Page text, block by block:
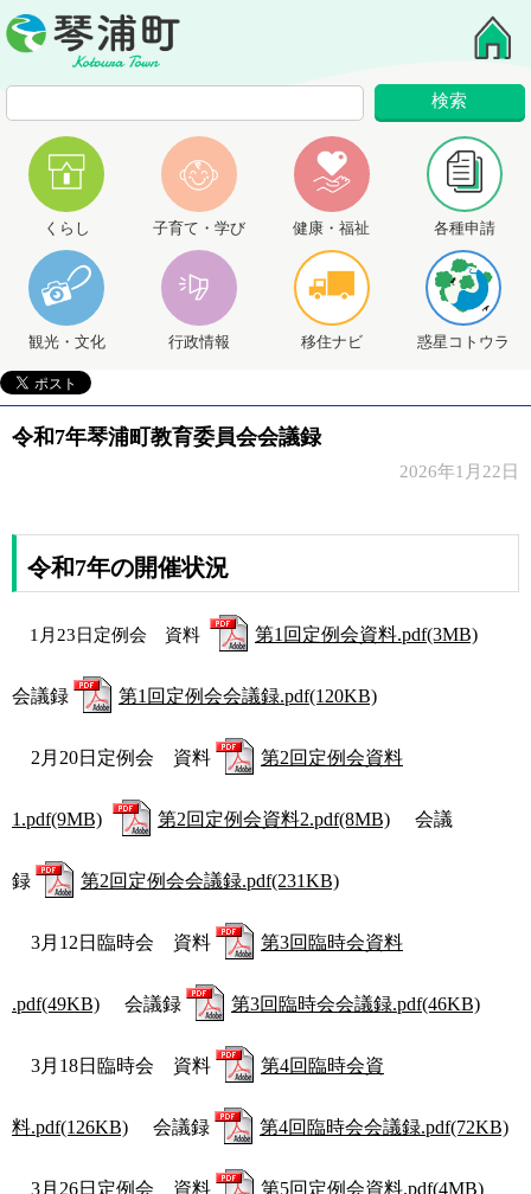
くらし 子育て・学び 健康・福祉 各種申請
観光・文化 行政情報 移住ナビ 惑星コトウラ
令和7年琴浦町教育委員会会議録
2026年1月22日
令和7年の開催状況
1月23日定例会 資料 第1回定例会資料.pdf(3MB)
会議録 第1回定例会会議録.pdf(120KB)
2月20日定例会 資料 第2回定例会資料
1.pdf(9MB) 第2回定例会資料2.pdf(8MB) 会議
録 第2回定例会会議録.pdf(231KB)
3月12日臨時会 資料 第3回臨時会資料
.pdf(49KB) 会議録 第3回臨時会会議録.pdf(46KB)
3月18日臨時会 資料 第4回臨時会資
料.pdf(126KB) 会議録 第4回臨時会会議録.pdf(72KB)
3月26日定例会 資料 第5回定例会資料.pdf(4MB)